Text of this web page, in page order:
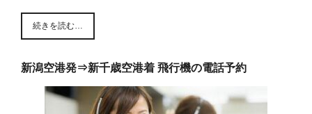
続きを読む…
新潟空港発⇒新千歳空港着 飛行機の電話予約